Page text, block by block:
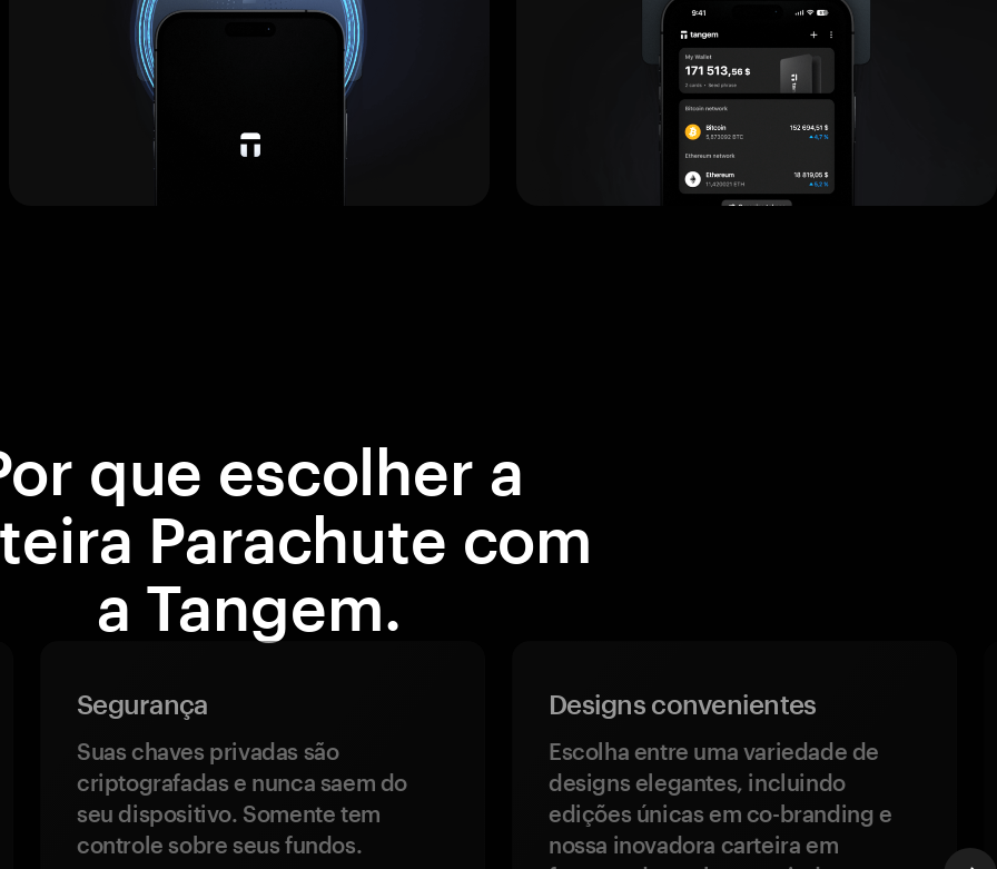
que escolher a
Parachute com
a Tangem.
Segurança
Suas chaves privadas são
criptografadas e nunca saem do
seu dispositivo. Somente tem
controle sobre seus fundos.
Designs convenientes
Escolha entre uma variedade de
designs elegantes, incluindo
edições únicas em co-branding e
nossa inovadora carteira em